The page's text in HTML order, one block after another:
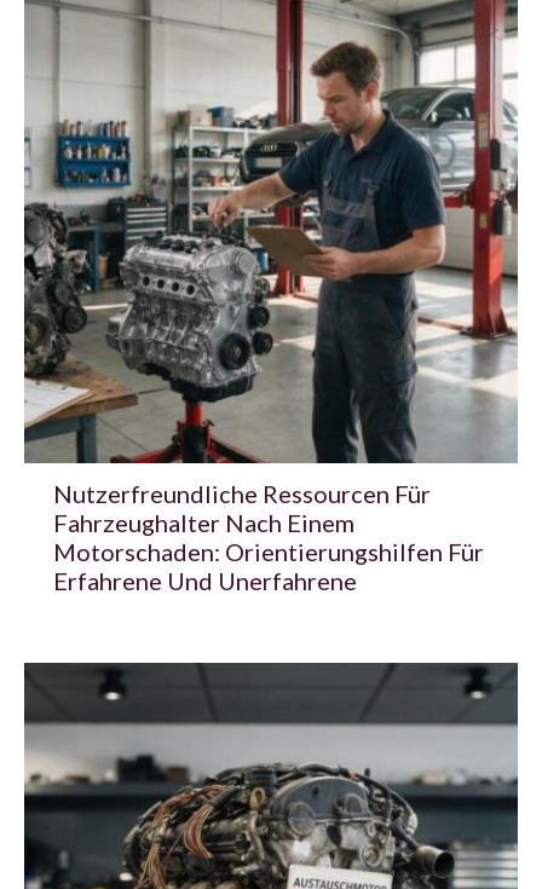
Nutzerfreundliche Ressourcen Für
Fahrzeughalter Nach Einem
Motorschaden: Orientierungshilfen Für
Erfahrene Und Unerfahrene